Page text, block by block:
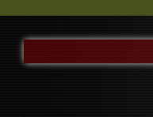
SEARCH
FOR: